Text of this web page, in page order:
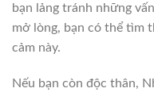
bạn lảng tránh những
mở lòng, bạn có thể tìm
cảm này.
Nếu bạn còn độc thân,